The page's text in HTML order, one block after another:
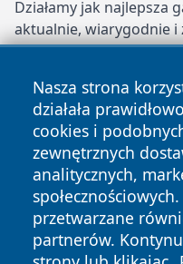
Nasza strona
działała
cookies i
zewnętrznych
analitycznych,
przetwarzane
partnerów.
Działamy jak najlepsza
aktualnie, wiarygodnie i
społeczności. Dołącz
leszczynski24.pl –
Copyright © 2026
zastrzeżone.
News Autorzy